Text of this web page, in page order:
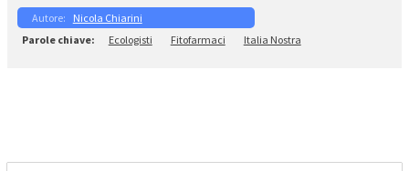
Nicola Chiarini
Ecologisti
Fitofarmaci Italia Nostra